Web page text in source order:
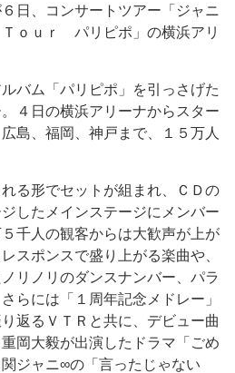
日、コンサートツアー「ジャニ
ｏｕｒ パリピポ」の横浜アリ
バム「パリピポ」を引っさげた
４日の横浜アリーナからスター
島、福岡、神戸まで、１５万人
る形でセットが組まれ、ＣＤの
したメインステージにメンバー
千人の観客からは大歓声が上が
スポンスで盛り上がる楽曲や、
リノリのダンスナンバー、パラ
らには「１周年記念メドレー」
返るＶＴＲと共に、デビュー曲
岡大毅が出演したドラマ「ごめ
ジャニ∞の「言ったじゃない